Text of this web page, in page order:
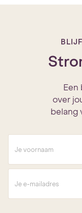
Een
over
belang
V
r
a
E
a